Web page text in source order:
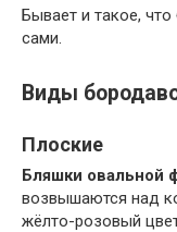
Бывает и такое,
сами.
Виды
Плоские
Бляшки овальной
возвышаются над
жёлто-розовый